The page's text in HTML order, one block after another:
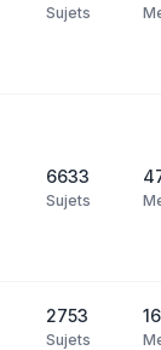
Sujets
6633
Sujets
2753
Sujets